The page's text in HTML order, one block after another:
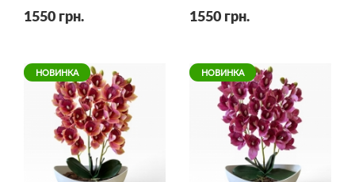
1550 грн. 1550 грн.
НОВИНКА НОВИНКА